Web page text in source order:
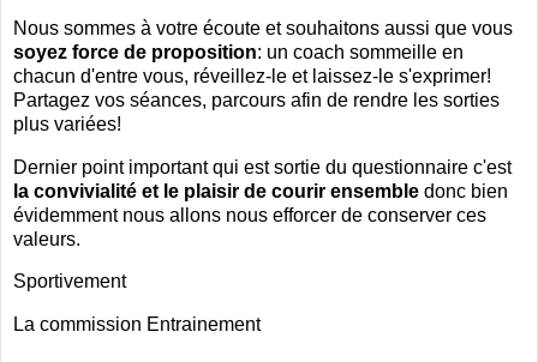
Nous sommes à votre écoute et souhaitons aussi que vous
soyez force de proposition: un coach sommeille en
chacun d'entre vous, réveillez-le et laissez-le s'exprimer!
Partagez vos séances, parcours afin de rendre les sorties
plus variées!
Dernier point important qui est sortie du questionnaire c'est
la convivialité et le plaisir de courir ensemble donc bien
évidemment nous allons nous efforcer de conserver ces
valeurs.
Sportivement
La commission Entrainement